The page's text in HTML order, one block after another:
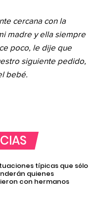
cercana con la
madre y ella siempre
poco, le dije que
siguiente pedido,
bebé.
típicas que sólo
quienes
con hermanos